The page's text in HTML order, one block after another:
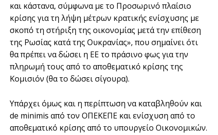
και κάστανα, σύμφωνα με το Προσωρινό πλαίσιο
κρίσης για τη λήψη μέτρων κρατικής ενίσχυσης με
σκοπό τη στήριξη της οικονομίας μετά την επίθεση
της Ρωσίας κατά της Ουκρανίας», που σημαίνει ότι
θα πρέπει να δώσει η ΕΕ το πράσινο φως για την
πληρωμή τους από το αποθεματικό κρίσης της
Κομισιόν (θα το δώσει σίγουρα).
Υπάρχει όμως και η περίπτωση να καταβληθούν και
de minimis από τον ΟΠΕΚΕΠΕ και ενίσχυση από το
αποθεματικό κρίσης από το υπουργείο Οικονομικών.